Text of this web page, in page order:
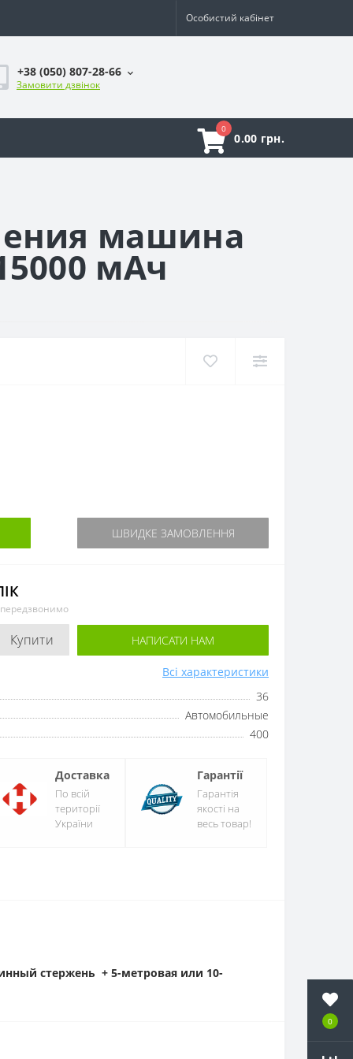
0
Особистий кабінет
+38 (050) 807-28-66
Замовити дзвінок
0
0.00 грн.
машина
мАч
ШВИДКЕ ЗАМОВЛЕННЯ
Купити НАПИСАТИ НАМ
Всі характеристики
36
Автомобильные
400
Доставка
По всій
території
України
Гарантії
Гарантія
якості на
весь товар!
стержень + 5-метровая или 10-